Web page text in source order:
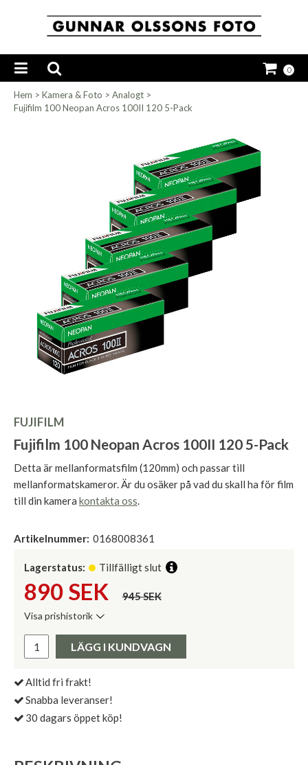
0
Hem > Kamera & Foto > Analogt >
Fujifilm 100 Neopan Acros 100II 120 5-Pack
FUJIFILM
Fujifilm 100 Neopan Acros 100II 120 5-Pack
Detta är mellanformatsfilm (120mm) och passar till
mellanformatskameror. Är du osäker på vad du skall ha för film
till din kamera kontakta oss.
Artikelnummer: 0168008361
Lagerstatus: Tillfälligt slut
890 SEK 945 SEK
Visa prishistorik
Pris:
LÄGG I KUNDVAGN
Alltid fri frakt!
Snabba leveranser!
30 dagars öppet köp!